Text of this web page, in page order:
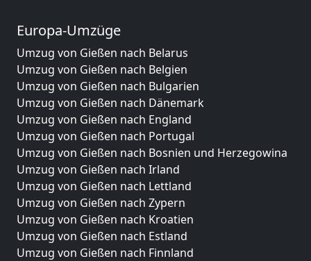
Europa-Umzüge
Umzug von Gießen nach Belarus
Umzug von Gießen nach Belgien
Umzug von Gießen nach Bulgarien
Umzug von Gießen nach Dänemark
Umzug von Gießen nach England
Umzug von Gießen nach Portugal
Umzug von Gießen nach Bosnien und Herzegowina
Umzug von Gießen nach Irland
Umzug von Gießen nach Lettland
Umzug von Gießen nach Zypern
Umzug von Gießen nach Kroatien
Umzug von Gießen nach Estland
Umzug von Gießen nach Finnland